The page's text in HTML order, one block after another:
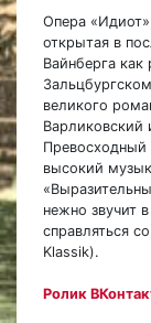
Опера
открытая в
Вайнберга
великого
Превосходный
высокий
нежно звучит
справляться
Klassik).
Ролик